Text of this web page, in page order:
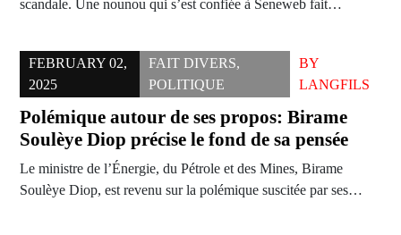
scandale. Une nounou qui s’est confiée à Seneweb fait…
FEBRUARY 02,
2025
FAIT DIVERS,
POLITIQUE
BY
LANGFILS
Polémique autour de ses propos: Birame
Soulèye Diop précise le fond de sa pensée
Le ministre de l’Énergie, du Pétrole et des Mines, Birame
Soulèye Diop, est revenu sur la polémique suscitée par ses…